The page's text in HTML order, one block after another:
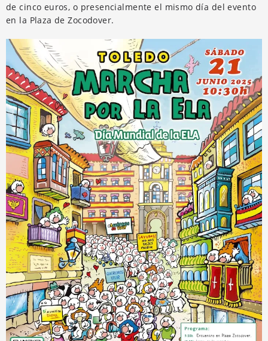
de cinco euros, o presencialmente el mismo día del evento
en la Plaza de Zocodover.